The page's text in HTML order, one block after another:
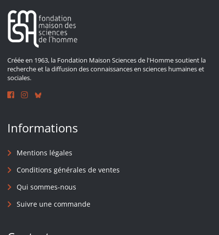
Créée en 1963, la Fondation Maison Sciences de l'Homme soutient la
recherche et la diffusion des connaissances en sciences humaines et
sociales.
Informations
Mentions légales
Conditions générales de ventes
Qui sommes-nous
Suivre une commande